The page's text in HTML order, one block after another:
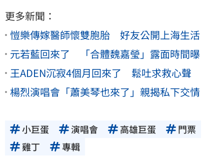
更多新聞：
愷樂傳嫁醫師懷雙胞胎 好友公開上海生活
元若藍回來了 「合體魏嘉瑩」露面時間曝
王ADEN沉寂4個月回來了 鬆吐求救心聲
楊烈演唱會「蕭美琴也來了」親揭私下交情
小巨蛋 演唱會 高雄巨蛋
門票
雞丁
專輯